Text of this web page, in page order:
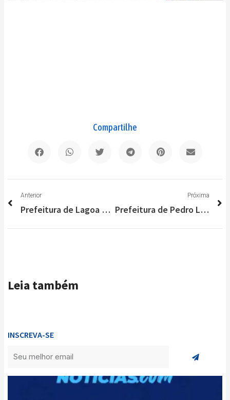
Compartilhe
Anterior
Prefeitura de Lagoa Santa promove concurso “Luzes de Natal”
Próxima
Prefeitura de Pedro Leopoldo adquire 400 tablets para Escolas Municipais
Leia também
INSCREVA-SE